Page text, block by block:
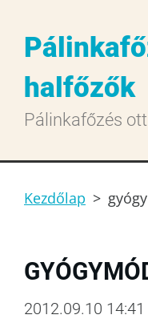
halfőzők
Pálinkafőzés
Kezdőlap >
2012.09.10 14:41